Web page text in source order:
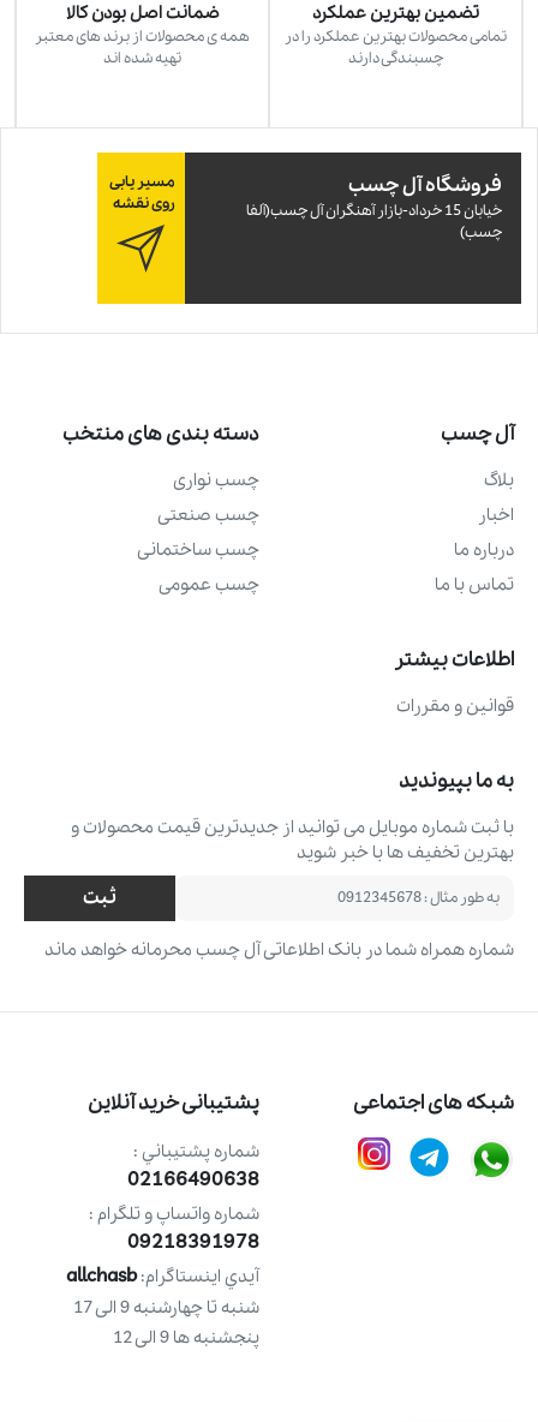
تضمین بهترین عملکرد
تمامی محصولات بهترین عملکرد را در
چسبندگی دارند
ضمانت اصل بودن کالا
همه ی محصولات از برند های معتبر
تهیه شده اند
فروشگاه آل چسب
خيابان 15 خرداد-بازار آهنگران آل چسب(آلفا
چسب)
مسیر یابی
روی نقشه
آل چسب
بلاگ
اخبار
درباره ما
تماس با ما
دسته بندی های منتخب
چسب نواری
چسب صنعتی
چسب ساختمانی
چسب عمومی
اطلاعات بیشتر
قوانین و مقررات
به ما بپیوندید
با ثبت شماره موبایل می ‌توانید از جدیدترین قیمت محصولات و
بهترین تخفیف ‌ها با خبر شوید
ثبت
شماره همراه شما در بانک اطلاعاتی آل چسب محرمانه خواهد ماند
شبکه های اجتماعی پشتیبانی خرید آنلاین
شماره پشتيباني :
02166490638
شماره واتساپ و تلگرام :
09218391978
آيدي اينستاگرام:allchasb
شنبه تا چهارشنبه 9 الی 17
پنجشنبه ها 9 الی 12